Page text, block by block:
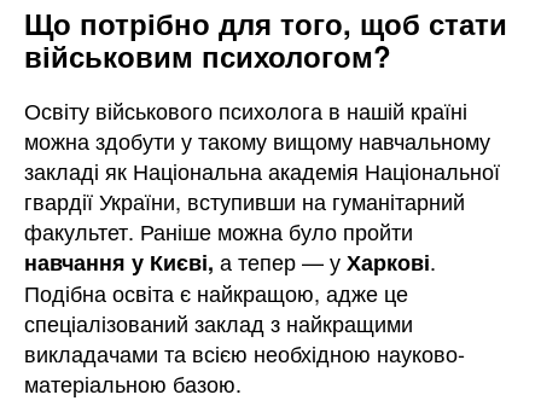
Що потрібно для того, щоб стати
військовим психологом?
Освіту військового психолога в нашій країні
можна здобути у такому вищому навчальному
закладі як Національна академія Національної
гвардії України, вступивши на гуманітарний
факультет. Раніше можна було пройти
навчання у Києві, а тепер — уХаркові.
Подібна освіта є найкращою, адже це
спеціалізований заклад з найкращими
викладачами та всією необхідною науково-
матеріальною базою.